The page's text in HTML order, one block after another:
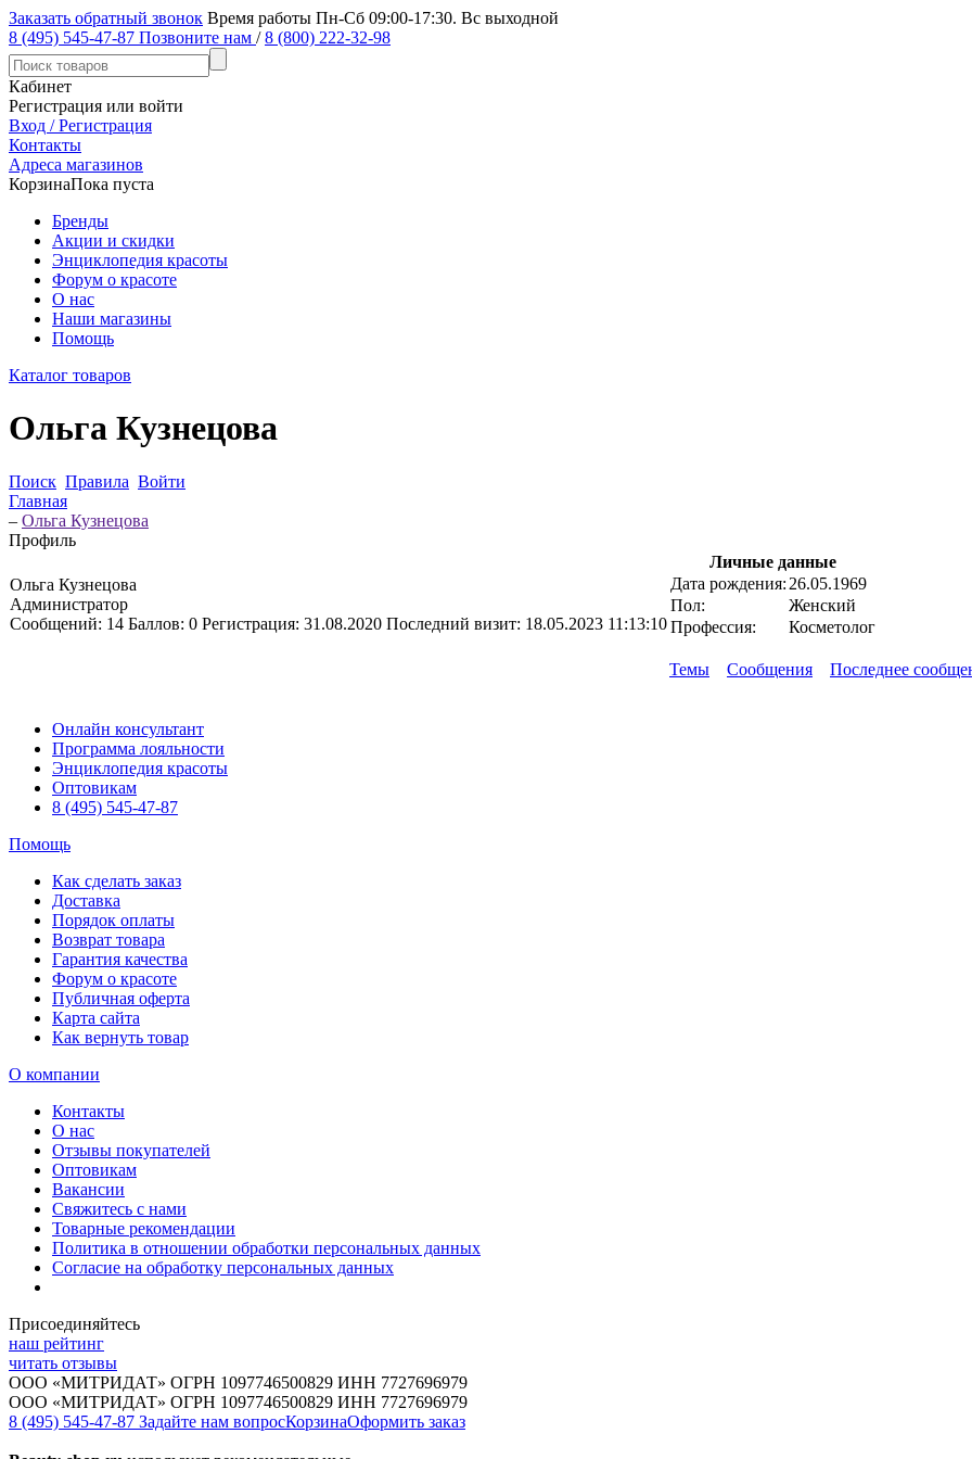
Заказать обратный звонок Время работы Пн-Сб 09:00-17:30. Вс выходной
8 (495) 545-47-87 Позвоните нам / 8 (800) 222-32-98
Кабинет
Регистрация или войти
Вход / Регистрация
Контакты
Адреса магазинов
КорзинаПока пуста
Бренды
Акции и скидки
Энциклопедия красоты
Форум о красоте
О нас
Наши магазины
Помощь
Каталог товаров
Ольга Кузнецова
Поиск Правила Войти
Главная
– Ольга Кузнецова
Профиль
Ольга Кузнецова
Администратор
Сообщений: 14 Баллов: 0 Регистрация: 31.08.2020 Последний визит: 18.05.2023 11:13:10
Личные данные
Дата рождения: 26.05.1969
Пол:
Женский
Профессия:
Косметолог
Темы Сообщения Последнее
Онлайн консультант
Программа лояльности
Энциклопедия красоты
Оптовикам
8 (495) 545-47-87
Помощь
Как сделать заказ
Доставка
Порядок оплаты
Возврат товара
Гарантия качества
Форум о красоте
Публичная оферта
Карта сайта
Как вернуть товар
О компании
Контакты
О нас
Отзывы покупателей
Оптовикам
Вакансии
Свяжитесь с нами
Товарные рекомендации
Политика в отношении обработки персональных данных
Согласие на обработку персональных данных
Присоединяйтесь
наш рейтинг
читать отзывы
ООО «МИТРИДАТ» ОГРН 1097746500829 ИНН 7727696979
ООО «МИТРИДАТ» ОГРН 1097746500829 ИНН 7727696979
8 (495) 545-47-87 Задайте нам вопросКорзинаОформить заказ